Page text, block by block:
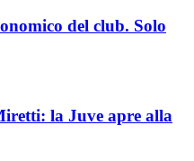
del club. Solo
la Juve apre alla